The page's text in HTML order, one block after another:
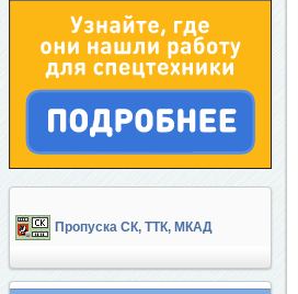
Пропуска СК, ТТК, МКАД